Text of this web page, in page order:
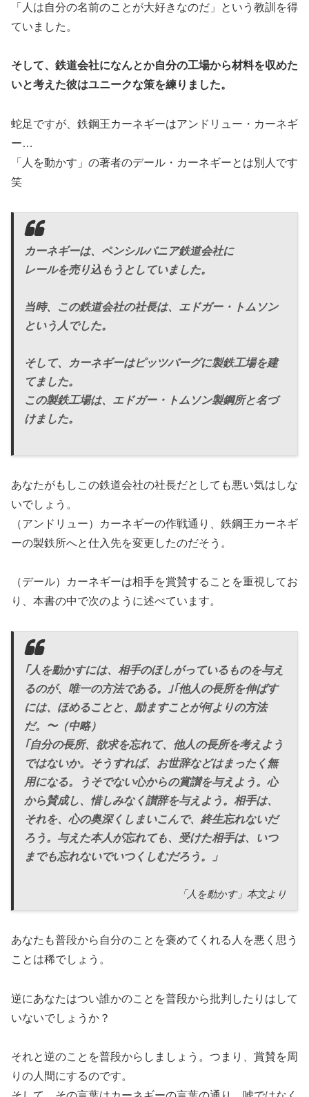
「人は自分の名前のことが大好きなのだ」という教訓を得
ていました。
そして、鉄道会社になんとか自分の工場から材料を収めた
いと考えた彼はユニークな策を練りました。
蛇足ですが、鉄鋼王カーネギーはアンドリュー・カーネギ
ー…
「人を動かす」の著者のデール・カーネギーとは別人です
笑
カーネギーは、ペンシルバニア鉄道会社に
レールを売り込もうとしていました。
当時、この鉄道会社の社長は、エドガー・トムソン
という人でした。
そして、カーネギーはピッツバーグに製鉄工場を建
てました。
この製鉄工場は、エドガー・トムソン製鋼所と名づ
けました。
あなたがもしこの鉄道会社の社長だとしても悪い気はしな
いでしょう。
（アンドリュー）カーネギーの作戦通り、鉄鋼王カーネギ
ーの製鉄所へと仕入先を変更したのだそう。
（デール）カーネギーは相手を賞賛することを重視してお
り、本書の中で次のように述べています。
｢人を動かすには、相手のほしがっているものを与え
るのが、唯一の方法である。｣｢他人の長所を伸ばす
には、ほめることと、励ますことが何よりの方法
だ。〜（中略）
｢自分の長所、欲求を忘れて、他人の長所を考えよう
ではないか。そうすれば、お世辞などはまったく無
用になる。うそでない心からの賞讃を与えよう。心
から賛成し、惜しみなく讃辞を与えよう。相手は、
それを、心の奥深くしまいこんで、終生忘れないだ
ろう。与えた本人が忘れても、受けた相手は、いつ
までも忘れないでいつくしむだろう。」
「人を動かす」本文より
あなたも普段から自分のことを褒めてくれる人を悪く思う
ことは稀でしょう。
逆にあなたはつい誰かのことを普段から批判したりはして
いないでしょうか？
それと逆のことを普段からしましょう。つまり、賞賛を周
りの人間にするのです。